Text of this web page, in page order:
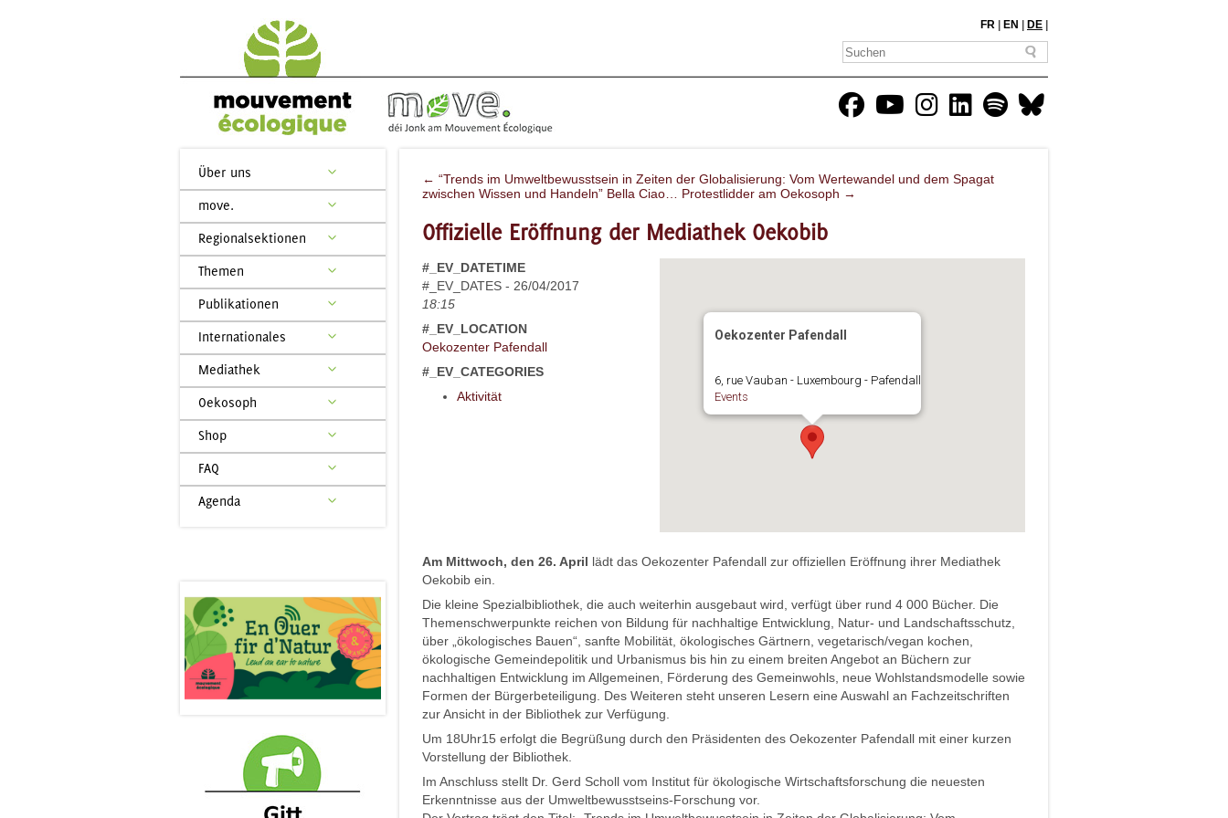
FR EN DE
Über uns
move.
Regionalsektionen
Themen
Publikationen
Internationales
Mediathek
Oekosoph
Shop
FAQ
Agenda
← “Trends im Umweltbewusstsein in Zeiten der Globalisierung: Vom Wertewandel und dem Spagat
zwischen Wissen und Handeln” Bella Ciao… Protestlidder am Oekosoph →
Offizielle Eröffnung der Mediathek Oekobib
Oekozenter Pafendall
6, rue Vauban - Luxembourg - Pafendall
Events
#_EV_DATETIME
#_EV_DATES - 26/04/2017
18:15
#_EV_LOCATION
Oekozenter Pafendall
#_EV_CATEGORIES
Aktivität
Am Mittwoch, den 26. April lädt das Oekozenter Pafendall zur offiziellen Eröffnung ihrer Mediathek
Oekobib ein.
Die kleine Spezialbibliothek, die auch weiterhin ausgebaut wird, verfügt über rund 4 000 Bücher. Die
Themenschwerpunkte reichen von Bildung für nachhaltige Entwicklung, Natur- und Landschaftsschutz,
über „ökologisches Bauen“, sanfte Mobilität, ökologisches Gärtnern, vegetarisch/vegan kochen,
ökologische Gemeindepolitik und Urbanismus bis hin zu einem breiten Angebot an Büchern zur
nachhaltigen Entwicklung im Allgemeinen, Förderung des Gemeinwohls, neue Wohlstandsmodelle sowie
Formen der Bürgerbeteiligung. Des Weiteren steht unseren Lesern eine Auswahl an Fachzeitschriften
zur Ansicht in der Bibliothek zur Verfügung.
Um 18Uhr15 erfolgt die Begrüßung durch den Präsidenten des Oekozenter Pafendall mit einer kurzen
Vorstellung der Bibliothek.
Im Anschluss stellt Dr. Gerd Scholl vom Institut für ökologische Wirtschaftsforschung die neuesten
Erkenntnisse aus der Umweltbewusstseins-Forschung vor.